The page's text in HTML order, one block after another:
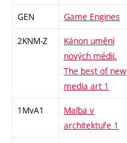
GEN Game Engines
2KNM-Z
Kánon umění
nových médií.
The best of new
media art 1
1MvA1
Malba v
architektuře 1